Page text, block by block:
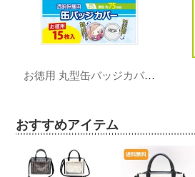
お徳用 丸型缶バッジカバー・75㎜対応 15枚入
おすすめアイテム